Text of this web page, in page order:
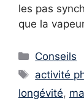
les pas
que la
Catégories
Conseils
Étiquettes
activité
longévité,